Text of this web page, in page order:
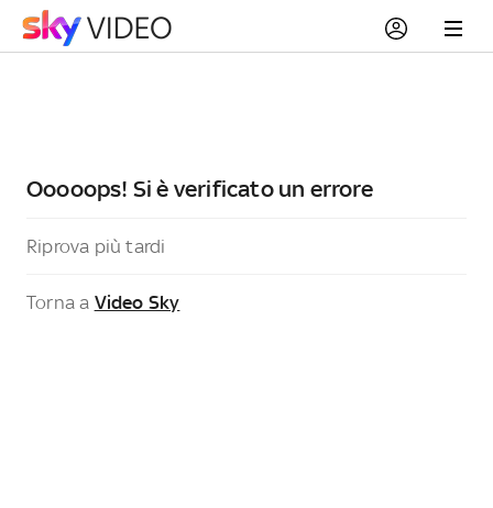
Ooooops! Si è verificato un errore
Riprova più tardi
Torna a Video Sky